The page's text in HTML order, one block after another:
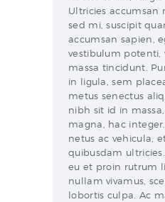
Ultricies accumsan
sed mi, suscipit
accumsan sapien,
vestibulum potenti,
massa tincidunt.
in ligula, sem
metus senectus
nibh sit id in
magna, hac
netus ac vehicula,
quibusdam
eu et proin rutrum
nullam vivamus,
lobortis culpa. Ac